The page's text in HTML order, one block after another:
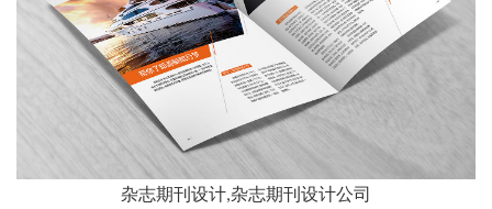
杂志期刊设计,杂志期刊设计公司